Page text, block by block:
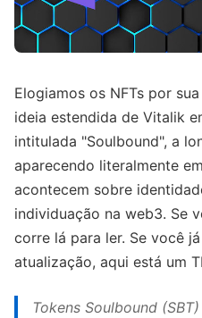
Elogiamos os NFTs por
ideia estendida de Vitalik
intitulada "Soulbound", a
aparecendo literalmente
acontecem sobre
individuação na web3. Se
corre lá para ler. Se você
atualização, aqui está um
Tokens Soulbound